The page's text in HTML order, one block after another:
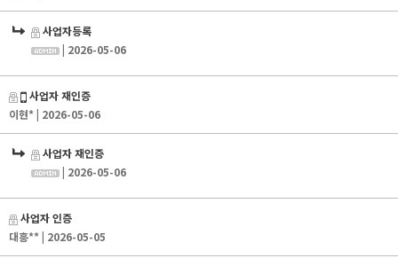
사업자등록
| 2026-05-06
사업자 재인증
이현*| 2026-05-06
사업자 재인증
| 2026-05-06
사업자 인증
대흥**| 2026-05-05